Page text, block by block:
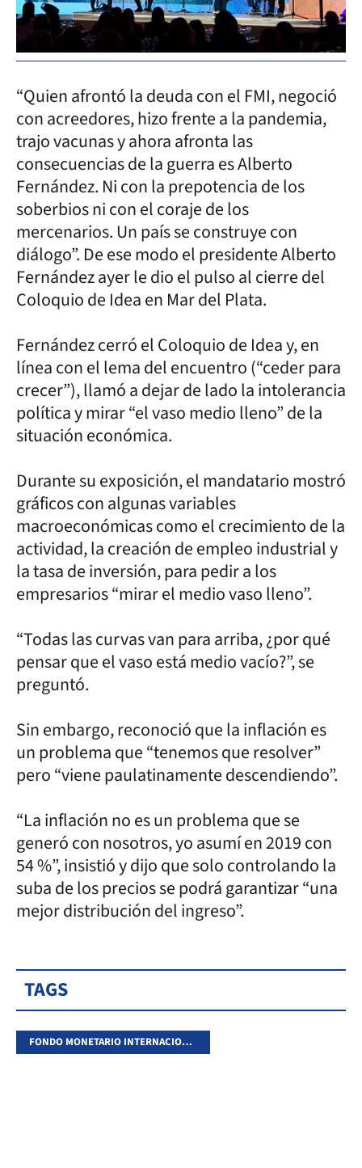
“Quien afrontó la deuda con el FMI, negoció
con acreedores, hizo frente a la pandemia,
trajo vacunas y ahora afronta las
consecuencias de la guerra es Alberto
Fernández. Ni con la prepotencia de los
soberbios ni con el coraje de los
mercenarios. Un país se construye con
diálogo”. De ese modo el presidente Alberto
Fernández ayer le dio el pulso al cierre del
Coloquio de Idea en Mar del Plata.
Fernández cerró el Coloquio de Idea y, en
línea con el lema del encuentro (“ceder para
crecer”), llamó a dejar de lado la intolerancia
política y mirar “el vaso medio lleno” de la
situación económica.
Durante su exposición, el mandatario mostró
gráficos con algunas variables
macroeconómicas como el crecimiento de la
actividad, la creación de empleo industrial y
la tasa de inversión, para pedir a los
empresarios “mirar el medio vaso lleno”.
“Todas las curvas van para arriba, ¿por qué
pensar que el vaso está medio vacío?”, se
preguntó.
Sin embargo, reconoció que la inflación es
un problema que “tenemos que resolver”
pero “viene paulatinamente descendiendo”.
“La inflación no es un problema que se
generó con nosotros, yo asumí en 2019 con
54 %”, insistió y dijo que solo controlando la
suba de los precios se podrá garantizar “una
mejor distribución del ingreso”.
TAGS
FONDO MONETARIO INTERNACIONAL